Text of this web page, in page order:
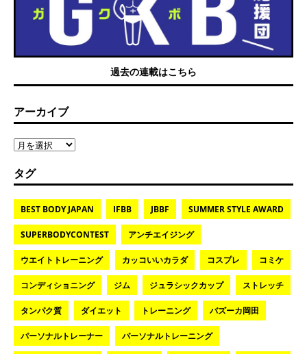
過去の連載はこちら
アーカイブ
タグ
BEST BODY JAPAN IFBB JBBF SUMMER STYLE AWARD
SUPERBODYCONTEST アンチエイジング
ウエイトトレーニング カッコいいカラダ コスプレ コミケ
コンディショニング ジム ジュラシックカップ ストレッチ
タンパク質 ダイエット トレーニング バズーカ岡田
パーソナルトレーナー パーソナルトレーニング